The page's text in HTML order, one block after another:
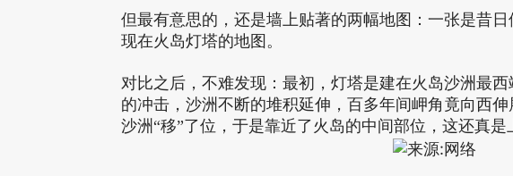
但最有意思的，还是墙上贴著的两幅地图：一张是昔
现在火岛灯塔的地图。
对比之后，不难发现：最初，灯塔是建在火岛沙洲最
的冲击，沙洲不断的堆积延伸，百多年间岬角竟向西伸
沙洲“移”了位，于是靠近了火岛的中间部位，这还真是